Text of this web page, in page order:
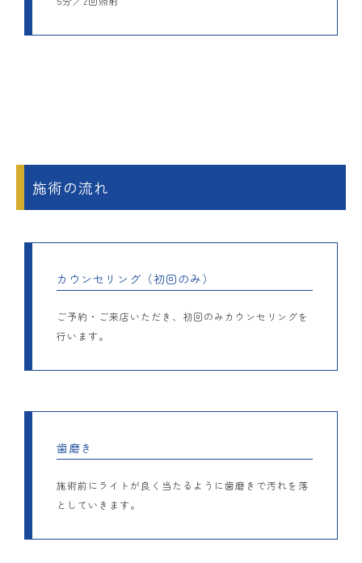
施術の流れ
カウンセリング（初回のみ）
ご予約・ご来店いただき、初回のみカウンセリングを
行います。
歯磨き
施術前にライトが良く当たるように歯磨きで汚れを落
としていきます。